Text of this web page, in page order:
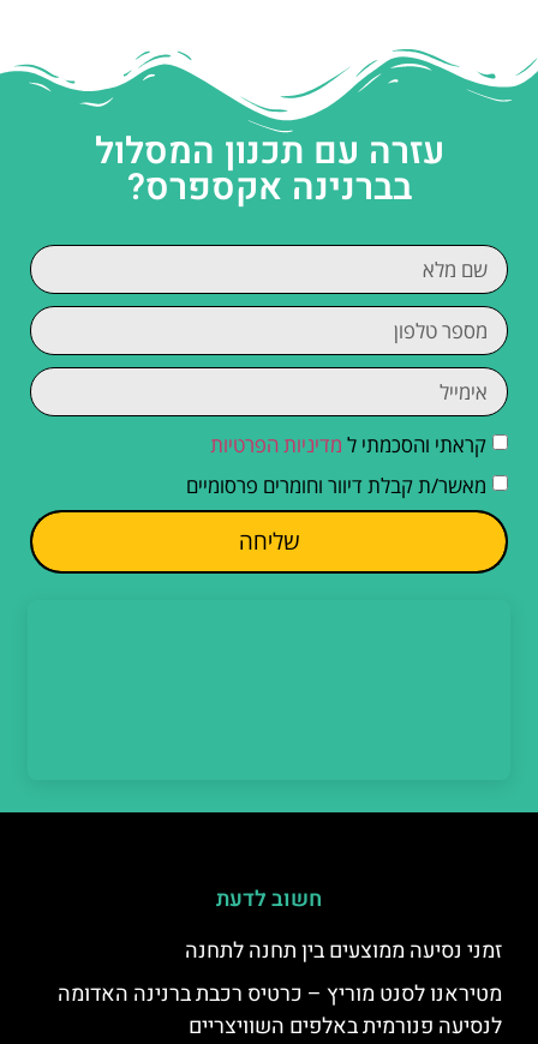
עזרה עם תכנון המסלול
בברנינה אקספרס?
קראתי והסכמתי ל מדיניות הפרטיות
מאשר/ת קבלת דיוור וחומרים פרסומיים
שליחה
חשוב לדעת
זמני נסיעה ממוצעים בין תחנה לתחנה
מטיראנו לסנט מוריץ – כרטיס רכבת ברנינה האדומה
לנסיעה פנורמית באלפים השוויצריים